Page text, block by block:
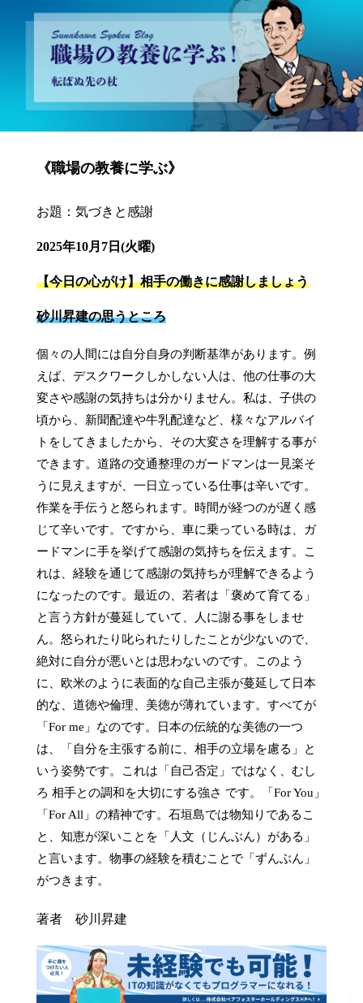
砂川昇建会長ブログ 職場の教養に学ぶ！～転ばぬ先の杖～
《職場の教養に学ぶ》
お題：気づきと感謝
2025年10月7日(火曜)
【今日の心がけ】相手の働きに感謝しましょう
砂川昇建の思うところ
個々の人間には自分自身の判断基準があります。例
えば、デスクワークしかしない人は、他の仕事の大
変さや感謝の気持ちは分かりません。私は、子供の
頃から、新聞配達や牛乳配達など、様々なアルバイ
トをしてきましたから、その大変さを理解する事が
できます。道路の交通整理のガードマンは一見楽そ
うに見えますが、一日立っている仕事は辛いです。
作業を手伝うと怒られます。時間が経つのが遅く感
じて辛いです。ですから、車に乗っている時は、ガ
ードマンに手を挙げて感謝の気持ちを伝えます。こ
れは、経験を通じて感謝の気持ちが理解できるよう
になったのです。最近の、若者は「褒めて育てる」
と言う方針が蔓延していて、人に謝る事をしませ
ん。怒られたり叱られたりしたことが少ないので、
絶対に自分が悪いとは思わないのです。このよう
に、欧米のように表面的な自己主張が蔓延して日本
的な、道徳や倫理、美徳が薄れています。すべてが
「For me」なのです。日本の伝統的な美徳の一つ
は、「自分を主張する前に、相手の立場を慮る」と
いう姿勢です。これは「自己否定」ではなく、むし
ろ 相手との調和を大切にする強さ です。「For You」
「For All」の精神です。石垣島では物知りであるこ
と、知恵が深いことを「人文（じんぶん）がある」
と言います。物事の経験を積むことで「ずんぶん」
がつきます。
著者 砂川昇建